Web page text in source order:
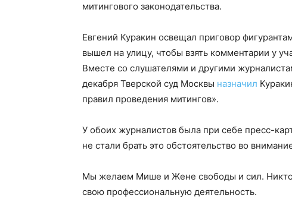
митингового законодательства.
Евгений Куракин освещал приговор
вышел на улицу, чтобы взять комментарии у
Вместе со слушателями и другими
декабря Тверской суд Москвы назначил
правил проведения митингов».
У обоих журналистов была при себе пресс-
не стали брать это обстоятельство во
Мы желаем Мише и Жене свободы и сил. Никто
свою профессиональную деятельность.